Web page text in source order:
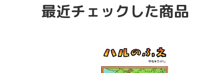
最近チェックした商品